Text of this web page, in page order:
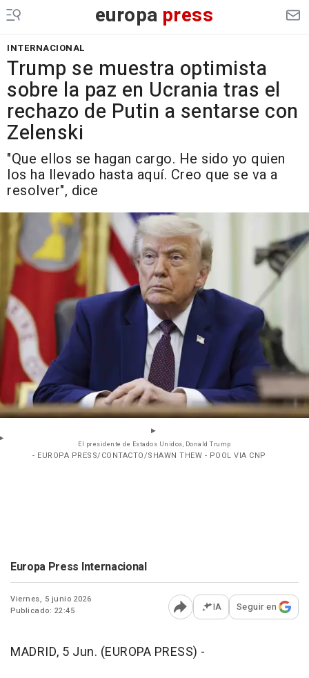
europa press
INTERNACIONAL
Trump se muestra optimista
sobre la paz en Ucrania tras el
rechazo de Putin a sentarse con
Zelenski
"Que ellos se hagan cargo. He sido yo quien
los ha llevado hasta aquí. Creo que se va a
resolver", dice
El presidente de Estados Unidos, Donald Trump
- EUROPA PRESS/CONTACTO/SHAWN THEW - POOL VIA CNP
Europa Press Internacional
Viernes, 5 junio 2026
Publicado: 22:45
Abrir opciones para
IA Seguir en
MADRID, 5 Jun. (EUROPA PRESS) -